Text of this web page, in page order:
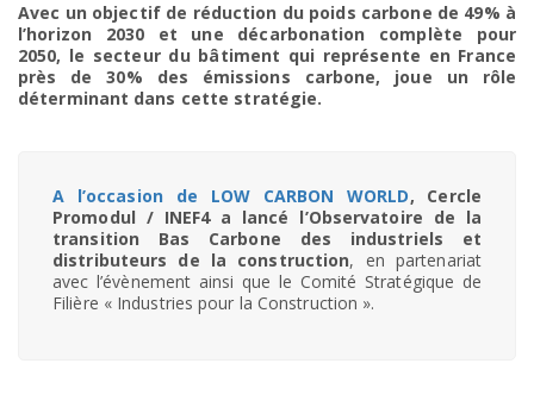
Avec un objectif de réduction du poids carbone de 49% à
l’horizon 2030 et une décarbonation complète pour
2050, le secteur du bâtiment qui représente en France
près de 30% des émissions carbone, joue un rôle
déterminant dans cette stratégie.
A l’occasion de LOW CARBON WORLD, Cercle
Promodul / INEF4 a lancé l’Observatoire de la
transition Bas Carbone des industriels et
distributeurs de la construction, en partenariat
avec l’évènement ainsi que le Comité Stratégique de
Filière « Industries pour la Construction ».